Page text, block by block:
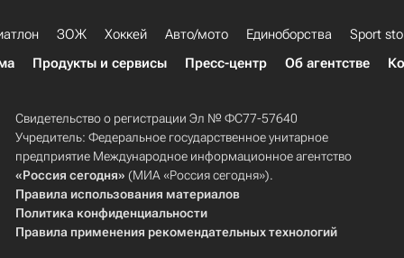
ЗОЖ Хоккей Авто/мото Единоборства
Sport
Продукты и сервисы Пресс-центр Об агентстве
Свидетельство о регистрации Эл № ФС77-57640
Учредитель: Федеральное государственное унитарное
предприятие Международное информационное агентство
«Россия сегодня» (МИА «Россия сегодня»).
Правила использования материалов
Политика конфиденциальности
Правила применения рекомендательных технологий